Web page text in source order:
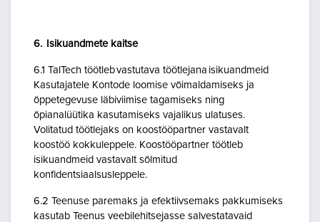
6. Isikuandmete kaitse
6.1 TalTech töötleb vastutava töötlejana isikuandmeid
Kasutajatele Kontode loomise võimaldamiseks ja
õppetegevuse läbiviimise tagamiseks ning
õpianalüütika kasutamiseks vajalikus ulatuses.
Volitatud töötlejaks on koostööpartner vastavalt
koostöö kokkuleppele. Koostööpartner töötleb
isikuandmeid vastavalt sõlmitud
konfidentsiaalsusleppele.
6.2 Teenuse paremaks ja efektiivsemaks pakkumiseks
kasutab Teenus veebilehitsejasse salvestatavaid